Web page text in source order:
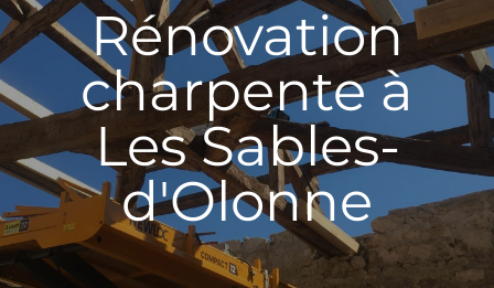
Rénovation
charpente à
Les Sables-
d'Olonne